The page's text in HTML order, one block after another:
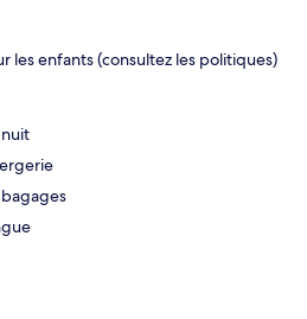
les enfants (consultez les politiques)